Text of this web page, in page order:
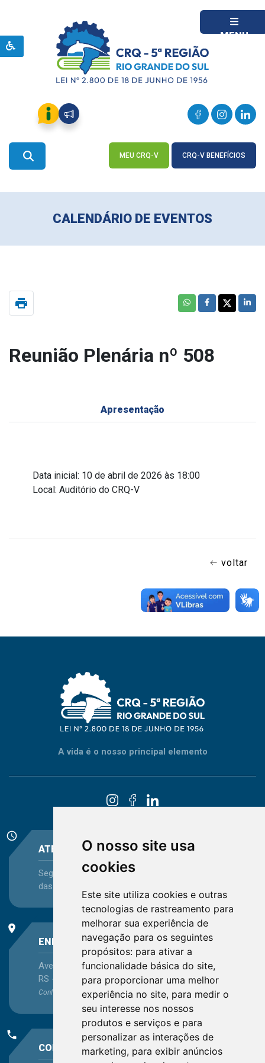
O nosso site usa
cookies
Este site utiliza cookies e outras
tecnologias de rastreamento para
melhorar sua experiência de
navegação para os seguintes
propósitos: para ativar a
funcionalidade básica do site,
para proporcionar uma melhor
experiência no site, para medir o
seu interesse nos nossos
produtos e serviços e para
personalizar as interações de
marketing, para exibir anúncios
MENU
MEU CRQ-V CRQ-V BENEFÍCIOS
CALENDÁRIO DE EVENTOS
print
Reunião Plenária nº 508
Apresentação
Data inicial: 10 de abril de 2026 às 18:00
Local: Auditório do CRQ-V
voltar
A vida é o nosso principal elemento
schedule
ATENDIMENTO
Segunda-feira a Sexta-feira - das 08:30 às 12:15 e
das 13:30 às 16:45
place
ENDEREÇO
Avenida Itaqui, 45, Bairro Petrópolis, Porto Alegre -
RS - CEP 90460-140
Confira as demaislocalizações no Estado
phone
CONTATO